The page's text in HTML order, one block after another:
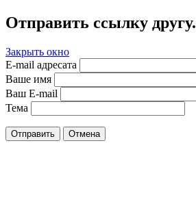
Отправить ссылку другу.
Закрыть окно
E-mail адресата
Ваше имя
Ваш E-mail
Тема
Отправить Отмена